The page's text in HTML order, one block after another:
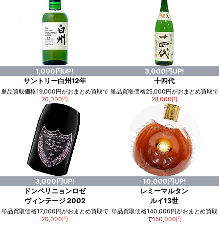
1,000円UP!
サントリー白州12年
単品買取価格19,000円がおまとめ買取で
20,000円
3,000円UP!
十四代
単品買取価格25,000円がおまとめ買取で
28,000円
3,000円UP!
ドンペリニョンロゼ
ヴィンテージ 2002
単品買取価格17,000円がおまとめ買取で
20,000円
10,000円UP!
レミーマルタン
ルイ13世
単品買取価格140,000円がおまとめ買取
で150,000円